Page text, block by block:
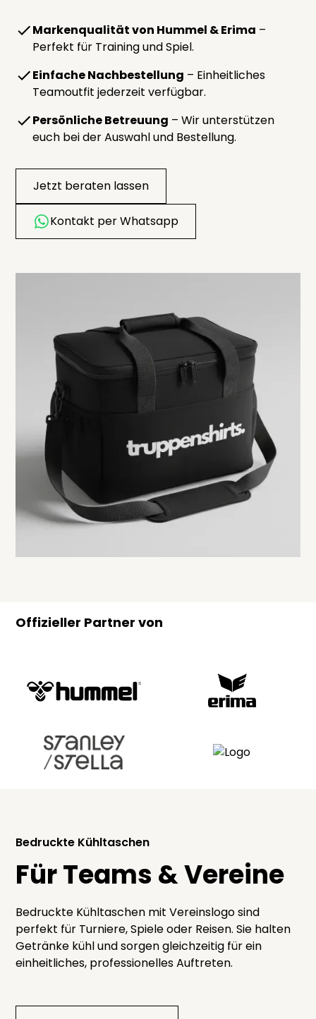
Markenqualität von Hummel & Erima –
Perfekt für Training und Spiel.
Einfache Nachbestellung – Einheitliches
Teamoutfit jederzeit verfügbar.
Persönliche Betreuung – Wir unterstützen
euch bei der Auswahl und Bestellung.
Jetzt beraten lassen
Kontakt per Whatsapp
Offizieller Partner von
Bedruckte Kühltaschen
Für Teams & Vereine
Bedruckte Kühltaschen mit Vereinslogo sind
perfekt für Turniere, Spiele oder Reisen. Sie halten
Getränke kühl und sorgen gleichzeitig für ein
einheitliches, professionelles Auftreten.